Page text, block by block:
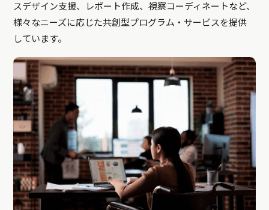
スデザイン支援、レポート作成、視察コーディネートなど、
様々なニーズに応じた共創型プログラム・サービスを提供
しています。